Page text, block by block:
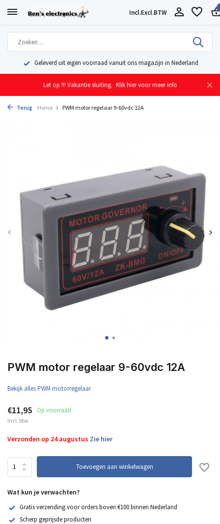
Incl.Excl.BTW
Geleverd uit eigen voorraad vanuit ons magazijn in Nederland
Let op !!! Vakantie sluiting. Klik hier voor meer info
Terug Home PWM motor regelaar 9-60vdc 12A
PWM motor regelaar 9-60vdc 12A
Bekijk alles PWM motorregelaar
€11,95 Op voorraad
Incl. btw
Verzonden op 24 augustus Zie hier
Toevoegen aan winkelwagen
Wat kun je verwachten?
Gratis verzending voor orders boven €100 binnen Nederland
Scherp geprijsde producten